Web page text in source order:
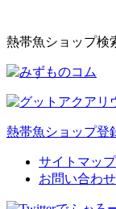
熱帯魚ショップ検
熱帯魚ショップ登
サイトマップ
お問い合わせ